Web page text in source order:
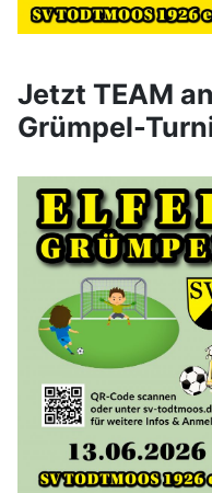
Jetzt TEAM
Grümpel-